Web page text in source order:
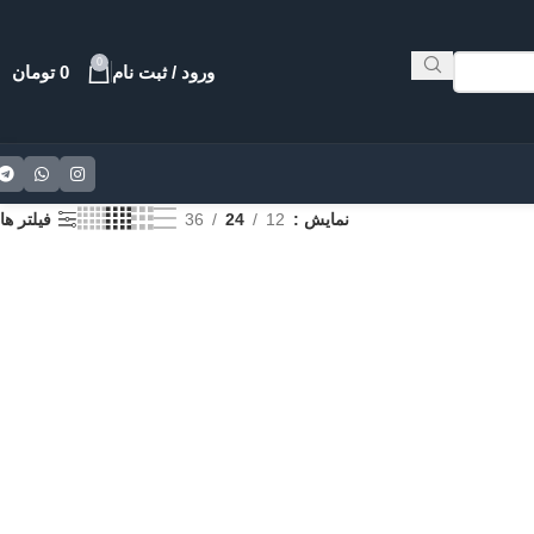
ورود / ثبت نام 0
0 تومان
نمایش 12
24
36 فیلتر ها